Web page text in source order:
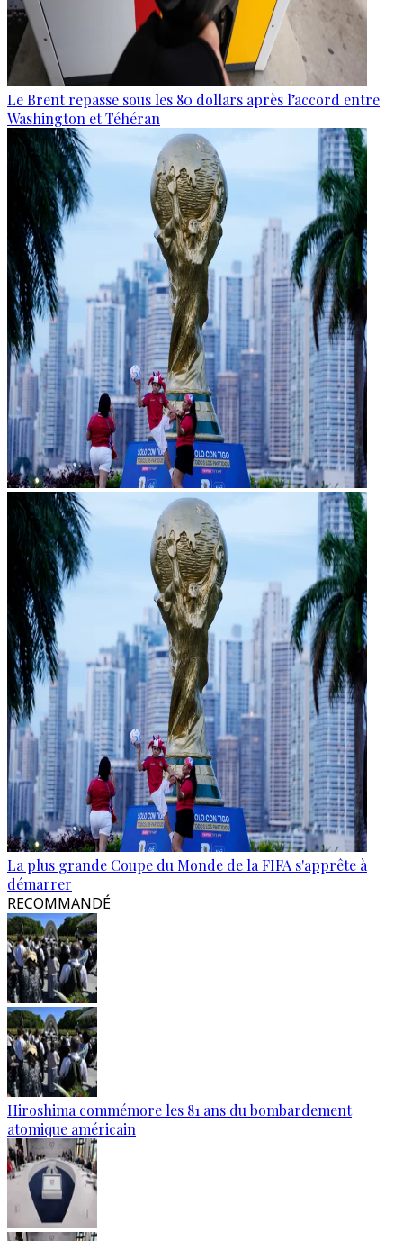
Le Brent repasse sous les 80 dollars après l’accord entre
Washington et Téhéran
La plus grande Coupe du Monde de la FIFA s'apprête à
démarrer
RECOMMANDÉ
Hiroshima commémore les 81 ans du bombardement
atomique américain